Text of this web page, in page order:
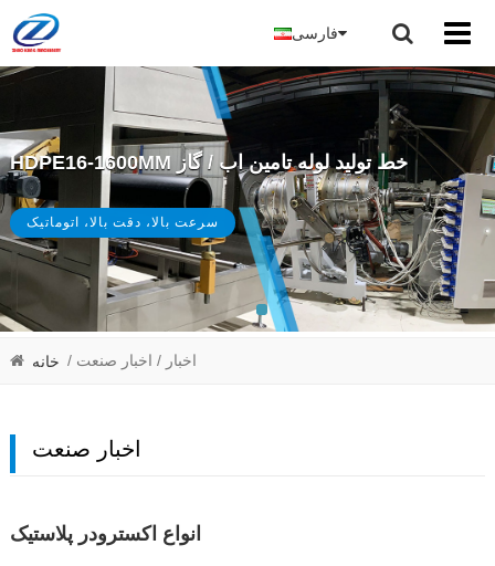
فارسی
HDPE16-1600MM خط تولید لوله تامین اب / گاز
سرعت بالا، دقت بالا، اتوماتیک
خانه / اخبار / اخبار صنعت
اخبار صنعت
انواع اکسترودر پلاستیک